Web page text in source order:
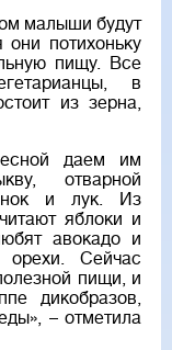
малыши будут
потихоньку
пищу. Все
в
из зерна,
даем им
отварной
и лук. Из
яблоки и
авокадо и
Сейчас
пищи, и
дикобразов,
– отметила